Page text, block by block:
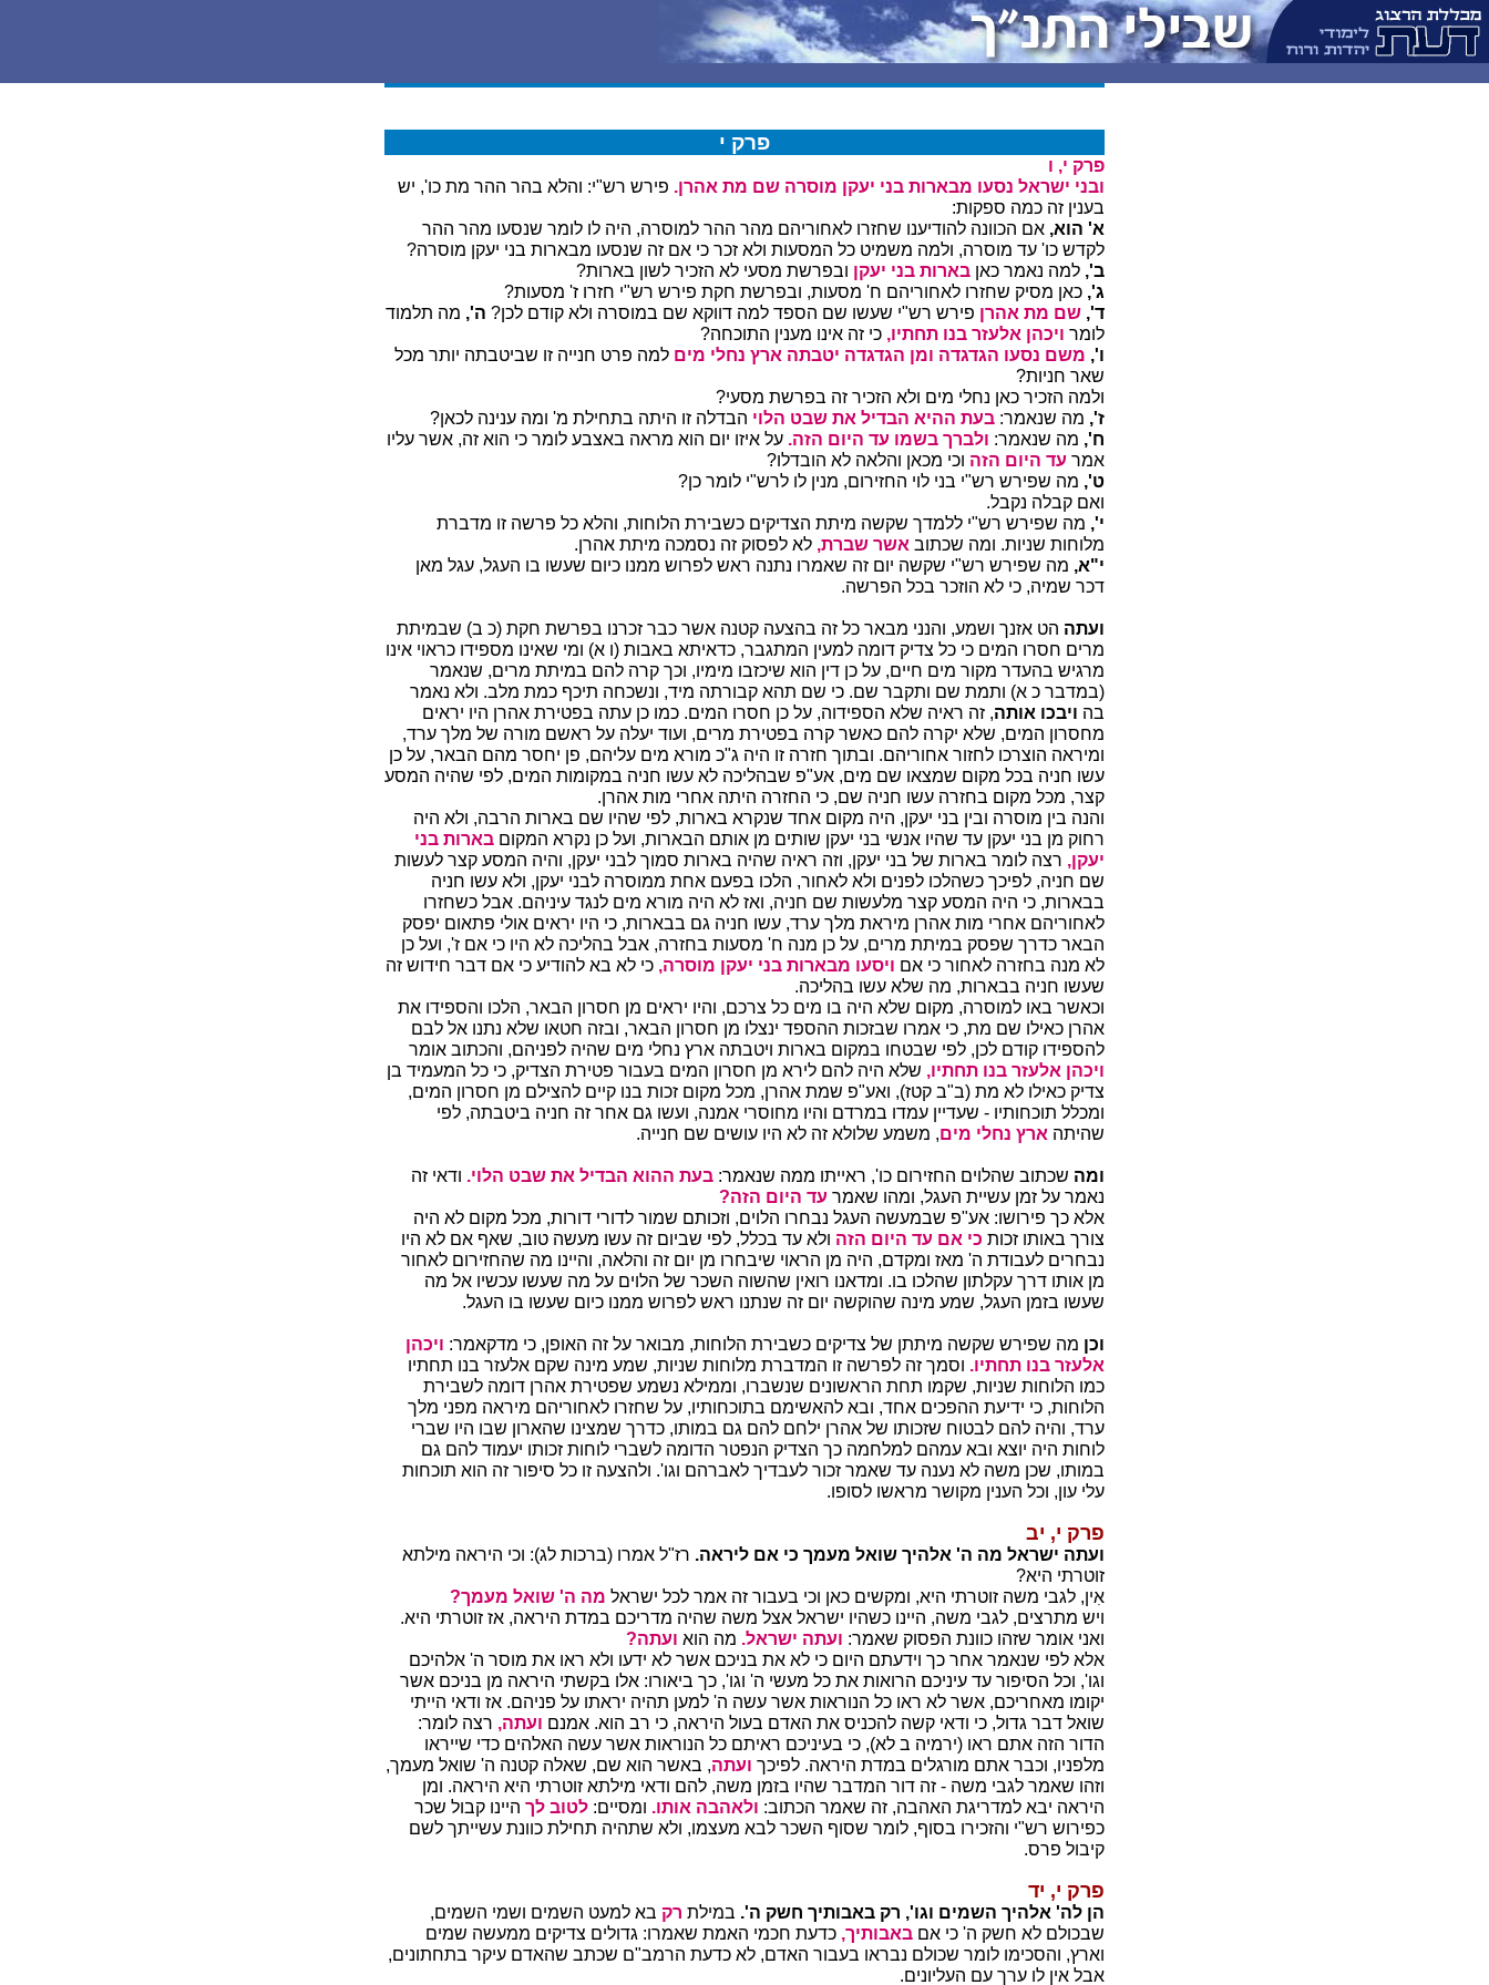
פרק י
פרק י, ו
ובני ישראל נסעו מבארות בני יעקן מוסרה שם מת אהרן. פירש רש"י: והלא בהר ההר מת כו', יש
בענין זה כמה ספקות:
א' הוא, אם הכוונה להודיענו שחזרו לאחוריהם מהר ההר למוסרה, היה לו לומר שנסעו מהר ההר
לקדש כו' עד מוסרה, ולמה משמיט כל המסעות ולא זכר כי אם זה שנסעו מבארות בני יעקן מוסרה?
ב', למה נאמר כאן בארות בני יעקן ובפרשת מסעי לא הזכיר לשון בארות?
ג', כאן מסיק שחזרו לאחוריהם ח' מסעות, ובפרשת חקת פירש רש"י חזרו ז' מסעות?
ד', שם מת אהרן פירש רש"י שעשו שם הספד למה דווקא שם במוסרה ולא קודם לכן? ה', מה תלמוד
לומר ויכהן אלעזר בנו תחתיו, כי זה אינו מענין התוכחה?
ו', משם נסעו הגדגדה ומן הגדגדה יטבתה ארץ נחלי מים למה פרט חנייה זו שביטבתה יותר מכל
שאר חניות?
ולמה הזכיר כאן נחלי מים ולא הזכיר זה בפרשת מסעי?
ז', מה שנאמר: בעת ההיא הבדיל את שבט הלוי הבדלה זו היתה בתחילת מ' ומה ענינה לכאן?
ח', מה שנאמר: ולברך בשמו עד היום הזה. על איזו יום הוא מראה באצבע לומר כי הוא זה, אשר עליו
אמר עד היום הזה וכי מכאן והלאה לא הובדלו?
ט', מה שפירש רש"י בני לוי החזירום, מנין לו לרש"י לומר כן?
ואם קבלה נקבל.
י', מה שפירש רש"י ללמדך שקשה מיתת הצדיקים כשבירת הלוחות, והלא כל פרשה זו מדברת
מלוחות שניות. ומה שכתוב אשר שברת, לא לפסוק זה נסמכה מיתת אהרן.
י"א, מה שפירש רש"י שקשה יום זה שאמרו נתנה ראש לפרוש ממנו כיום שעשו בו העגל, עגל מאן
דכר שמיה, כי לא הוזכר בכל הפרשה.
ועתה הט אזנך ושמע, והנני מבאר כל זה בהצעה קטנה אשר כבר זכרנו בפרשת חקת (כ ב) שבמיתת
מרים חסרו המים כי כל צדיק דומה למעין המתגבר, כדאיתא באבות (ו א) ומי שאינו מספידו כראוי אינו
מרגיש בהעדר מקור מים חיים, על כן דין הוא שיכזבו מימיו, וכך קרה להם במיתת מרים, שנאמר
(במדבר כ א) ותמת שם ותקבר שם. כי שם תהא קבורתה מיד, ונשכחה תיכף כמת מלב. ולא נאמר
בה ויבכו אותה, זה ראיה שלא הספידוה, על כן חסרו המים. כמו כן עתה בפטירת אהרן היו יראים
מחסרון המים, שלא יקרה להם כאשר קרה בפטירת מרים, ועוד יעלה על ראשם מורה של מלך ערד,
ומיראה הוצרכו לחזור אחוריהם. ובתוך חזרה זו היה ג"כ מורא מים עליהם, פן יחסר מהם הבאר, על כן
עשו חניה בכל מקום שמצאו שם מים, אע"פ שבהליכה לא עשו חניה במקומות המים, לפי שהיה המסע
קצר, מכל מקום בחזרה עשו חניה שם, כי החזרה היתה אחרי מות אהרן.
והנה בין מוסרה ובין בני יעקן, היה מקום אחד שנקרא בארות, לפי שהיו שם בארות הרבה, ולא היה
רחוק מן בני יעקן עד שהיו אנשי בני יעקן שותים מן אותם הבארות, ועל כן נקרא המקום בארות בני
יעקן, רצה לומר בארות של בני יעקן, וזה ראיה שהיה בארות סמוך לבני יעקן, והיה המסע קצר לעשות
שם חניה, לפיכך כשהלכו לפנים ולא לאחור, הלכו בפעם אחת ממוסרה לבני יעקן, ולא עשו חניה
בבארות, כי היה המסע קצר מלעשות שם חניה, ואז לא היה מורא מים לנגד עיניהם. אבל כשחזרו
לאחוריהם אחרי מות אהרן מיראת מלך ערד, עשו חניה גם בבארות, כי היו יראים אולי פתאום יפסק
הבאר כדרך שפסק במיתת מרים, על כן מנה ח' מסעות בחזרה, אבל בהליכה לא היו כי אם ז', ועל כן
לא מנה בחזרה לאחור כי אם ויסעו מבארות בני יעקן מוסרה, כי לא בא להודיע כי אם דבר חידוש זה
שעשו חניה בבארות, מה שלא עשו בהליכה.
וכאשר באו למוסרה, מקום שלא היה בו מים כל צרכם, והיו יראים מן חסרון הבאר, הלכו והספידו את
אהרן כאילו שם מת, כי אמרו שבזכות ההספד ינצלו מן חסרון הבאר, ובזה חטאו שלא נתנו אל לבם
להספידו קודם לכן, לפי שבטחו במקום בארות ויטבתה ארץ נחלי מים שהיה לפניהם, והכתוב אומר
ויכהן אלעזר בנו תחתיו, שלא היה להם לירא מן חסרון המים בעבור פטירת הצדיק, כי כל המעמיד בן
צדיק כאילו לא מת (ב"ב קטז), ואע"פ שמת אהרן, מכל מקום זכות בנו קיים להצילם מן חסרון המים,
ומכלל תוכחותיו - שעדיין עמדו במרדם והיו מחוסרי אמנה, ועשו גם אחר זה חניה ביטבתה, לפי
שהיתה ארץ נחלי מים, משמע שלולא זה לא היו עושים שם חנייה.
ומה שכתוב שהלוים החזירום כו', ראייתו ממה שנאמר: בעת ההוא הבדיל את שבט הלוי. ודאי זה
נאמר על זמן עשיית העגל, ומהו שאמר עד היום הזה?
אלא כך פירושו: אע"פ שבמעשה העגל נבחרו הלוים, וזכותם שמור לדורי דורות, מכל מקום לא היה
צורך באותו זכות כי אם עד היום הזה ולא עד בכלל, לפי שביום זה עשו מעשה טוב, שאף אם לא היו
נבחרים לעבודת ה' מאז ומקדם, היה מן הראוי שיבחרו מן יום זה והלאה, והיינו מה שהחזירום לאחור
מן אותו דרך עקלתון שהלכו בו. ומדאנו רואין שהשוה השכר של הלוים על מה שעשו עכשיו אל מה
שעשו בזמן העגל, שמע מינה שהוקשה יום זה שנתנו ראש לפרוש ממנו כיום שעשו בו העגל.
וכן מה שפירש שקשה מיתתן של צדיקים כשבירת הלוחות, מבואר על זה האופן, כי מדקאמר: ויכהן
אלעזר בנו תחתיו. וסמך זה לפרשה זו המדברת מלוחות שניות, שמע מינה שקם אלעזר בנו תחתיו
כמו הלוחות שניות, שקמו תחת הראשונים שנשברו, וממילא נשמע שפטירת אהרן דומה לשבירת
הלוחות, כי ידיעת ההפכים אחד, ובא להאשימם בתוכחותיו, על שחזרו לאחוריהם מיראה מפני מלך
ערד, והיה להם לבטוח שזכותו של אהרן ילחם להם גם במותו, כדרך שמצינו שהארון שבו היו שברי
לוחות היה יוצא ובא עמהם למלחמה כך הצדיק הנפטר הדומה לשברי לוחות זכותו יעמוד להם גם
במותו, שכן משה לא נענה עד שאמר זכור לעבדיך לאברהם וגו'. ולהצעה זו כל סיפור זה הוא תוכחות
עלי עון, וכל הענין מקושר מראשו לסופו.
פרק י, יב
ועתה ישראל מה ה' אלהיך שואל מעמך כי אם ליראה. רז"ל אמרו (ברכות לג): וכי היראה מילתא
זוטרתי היא?
אִין, לגבי משה זוטרתי היא, ומקשים כאן וכי בעבור זה אמר לכל ישראל מה ה' שואל מעמך?
ויש מתרצים, לגבי משה, היינו כשהיו ישראל אצל משה שהיה מדריכם במדת היראה, אז זוטרתי היא.
ואני אומר שזהו כוונת הפסוק שאמר: ועתה ישראל. מה הוא ועתה?
אלא לפי שנאמר אחר כך וידעתם היום כי לא את בניכם אשר לא ידעו ולא ראו את מוסר ה' אלהיכם
וגו', וכל הסיפור עד עיניכם הרואות את כל מעשי ה' וגו', כך ביאורו: אלו בקשתי היראה מן בניכם אשר
יקומו מאחריכם, אשר לא ראו כל הנוראות אשר עשה ה' למען תהיה יראתו על פניהם. אז ודאי הייתי
שואל דבר גדול, כי ודאי קשה להכניס את האדם בעול היראה, כי רב הוא. אמנם ועתה, רצה לומר:
הדור הזה אתם ראו (ירמיה ב לא), כי בעיניכם ראיתם כל הנוראות אשר עשה האלהים כדי שייראו
מלפניו, וכבר אתם מורגלים במדת היראה. לפיכך ועתה, באשר הוא שם, שאלה קטנה ה' שואל מעמך,
וזהו שאמר לגבי משה - זה דור המדבר שהיו בזמן משה, להם ודאי מילתא זוטרתי היא היראה. ומן
היראה יבא למדריגת האהבה, זה שאמר הכתוב: ולאהבה אותו. ומסיים: לטוב לך היינו קבול שכר
כפירוש רש"י והזכירו בסוף, לומר שסוף השכר לבא מעצמו, ולא שתהיה תחילת כוונת עשייתך לשם
קיבול פרס.
פרק י, יד
הן לה' אלהיך השמים וגו', רק באבותיך חשק ה'. במילת רק בא למעט השמים ושמי השמים,
שבכולם לא חשק ה' כי אם באבותיך, כדעת חכמי האמת שאמרו: גדולים צדיקים ממעשה שמים
וארץ, והסכימו לומר שכולם נבראו בעבור האדם, לא כדעת הרמב"ם שכתב שהאדם עיקר בתחתונים,
אבל אין לו ערך עם העליונים.